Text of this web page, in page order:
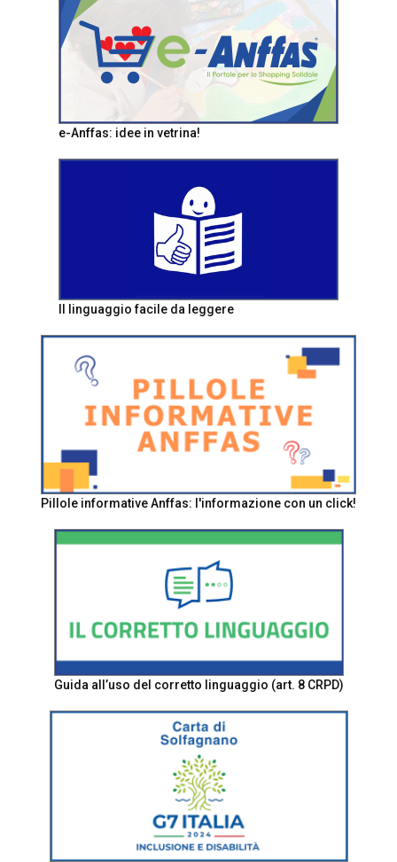
e-Anffas: idee in vetrina!
Il linguaggio facile da leggere
Pillole informative Anffas: l'informazione con un click!
Guida all’uso del corretto linguaggio (art. 8 CRPD)